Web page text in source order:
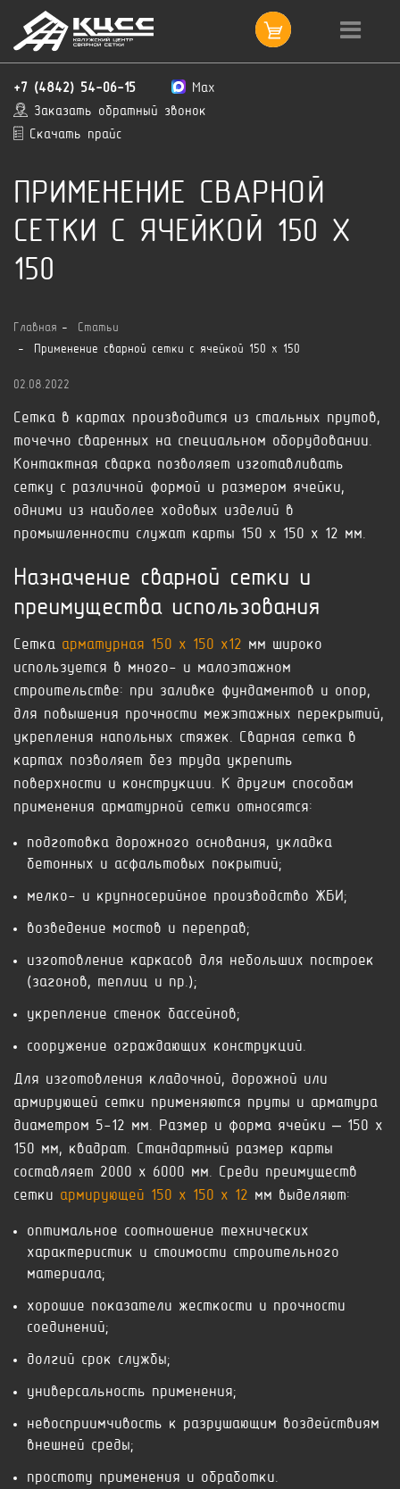
+7 (4842) 54-06-15
Max
Заказать обратный звонок
Скачать прайс
ПРИМЕНЕНИЕ СВАРНОЙ
СЕТКИ С ЯЧЕЙКОЙ 150 X
150
Главная
Статьи
Применение сварной сетки с ячейкой 150 x 150
02.08.2022
Сетка в картах производится из стальных прутов,
точечно сваренных на специальном оборудовании.
Контактная сварка позволяет изготавливать
сетку с различной формой и размером ячейки,
одними из наиболее ходовых изделий в
промышленности служат карты 150 x 150 x 12 мм.
Назначение сварной сетки и
преимущества использования
Сетка арматурная 150 x 150 x12 мм широко
используется в много- и малоэтажном
строительстве: при заливке фундаментов и опор,
для повышения прочности межэтажных перекрытий,
укрепления напольных стяжек. Сварная сетка в
картах позволяет без труда укрепить
поверхности и конструкции. К другим способам
применения арматурной сетки относятся:
подготовка дорожного основания, укладка
бетонных и асфальтовых покрытий;
мелко- и крупносерийное производство ЖБИ;
возведение мостов и переправ;
изготовление каркасов для небольших построек
(загонов, теплиц и пр.);
укрепление стенок бассейнов;
сооружение ограждающих конструкций.
Для изготовления кладочной, дорожной или
армирующей сетки применяются пруты и арматура
диаметром 5-12 мм. Размер и форма ячейки – 150 x
150 мм, квадрат. Стандартный размер карты
составляет 2000 x 6000 мм. Среди преимуществ
сетки армирующей 150 x 150 x 12 мм выделяют:
оптимальное соотношение технических
характеристик и стоимости строительного
материала;
хорошие показатели жесткости и прочности
соединений;
долгий срок службы;
универсальность применения;
невосприимчивость к разрушающим воздействиям
внешней среды;
простоту применения и обработки.